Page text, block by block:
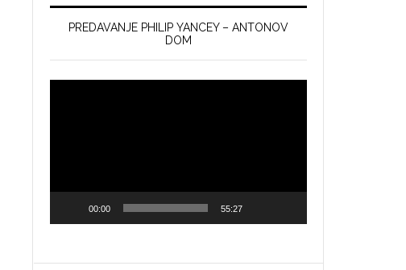
PREDAVANJE PHILIP YANCEY – ANTONOV
DOM
00:00 55:27